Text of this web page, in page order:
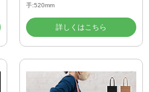
手:520mm
詳しくはこちら